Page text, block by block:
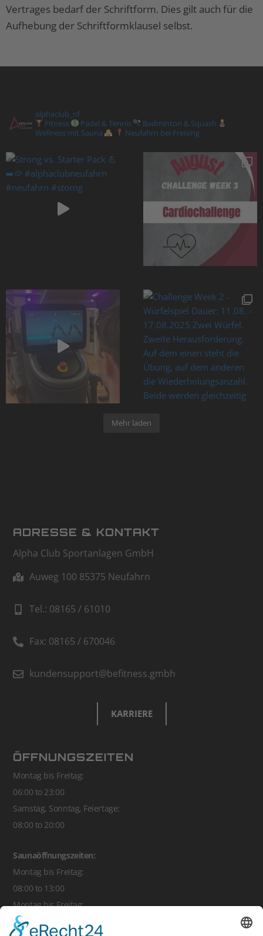
Vertrages bedarf der Schriftform. Dies gilt auch für die
Aufhebung der Schriftformklausel selbst.
alphaclub_nf
Fitness
Padel & Tennis
Badminton & Squash
Wellness mit Sauna
Neufahrn bei Freising
Mehr laden
ADRESSE & KONTAKT
Alpha Club Sportanlagen GmbH
Auweg 100 85375 Neufahrn
Tel.: 08165 / 61010
Fax: 08165 / 670046
kundensupport@befitness.gmbh
KARRIERE
ÖFFNUNGSZEITEN
Montag bis Freitag:
06:00 to 23:00
Samstag, Sonntag, Feiertage:
08:00 to 20:00
Saunaöffnungszeiten:
Montag bis Freitag:
08:00 to 13:00
Montag bis Freitag:
16:00 to 22:30